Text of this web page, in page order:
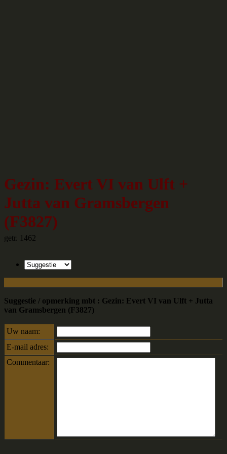
Gezin: Evert VI van Ulft +
Jutta van Gramsbergen
(F3827)
getr. 1462
Suggestie / opmerking mbt : Gezin: Evert VI van Ulft + Jutta
van Gramsbergen (F3827)
Uw naam:
E-mail adres:
Commentaar: